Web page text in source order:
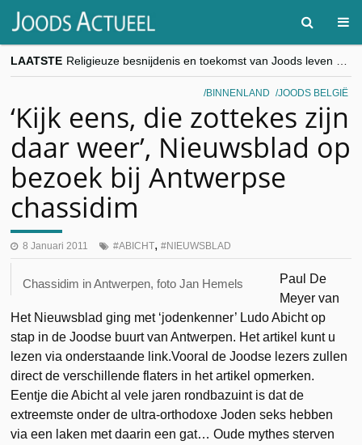
LAATSTE
“Besnijdenisdebat toont hoe moeilijk seculiere Westen minderheden begrijpt”, Jinnih Beels (Vooruit)
CITYTRIP | ROEMENIË – Boekarest: de verrassing van Oost-Europa
goKosher lanceert nieuwe website en samenwerking met Mishpacha voor kosher travel en simchas wereldwijd
BINNENLAND JOODS BELGIË
‘Kijk eens, die zottekes zijn
daar weer’, Nieuwsblad op
bezoek bij Antwerpse
chassidim
8 Januari 2011 ABICHT, NIEUWSBLAD
Chassidim in Antwerpen, foto Jan Hemels
Paul De
Meyer van
Het Nieuwsblad ging met ‘jodenkenner’ Ludo Abicht op
stap in de Joodse buurt van Antwerpen. Het artikel kunt u
lezen via onderstaande link.Vooral de Joodse lezers zullen
direct de verschillende flaters in het artikel opmerken.
Eentje die Abicht al vele jaren rondbazuint is dat de
extreemste onder de ultra-orthodoxe Joden seks hebben
via een laken met daarin een gat… Oude mythes sterven